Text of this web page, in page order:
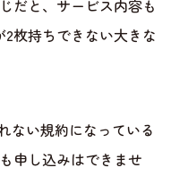
だと、サービス内容も
枚持ちできない大きな
ない規約になっている
申し込みはできませ